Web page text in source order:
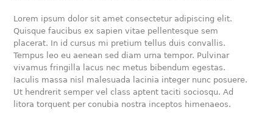
Lorem ipsum dolor sit amet consectetur adipiscing elit.
Quisque faucibus ex sapien vitae pellentesque sem
placerat. In id cursus mi pretium tellus duis convallis.
Tempus leo eu aenean sed diam urna tempor. Pulvinar
vivamus fringilla lacus nec metus bibendum egestas.
Iaculis massa nisl malesuada lacinia integer nunc posuere.
Ut hendrerit semper vel class aptent taciti sociosqu. Ad
litora torquent per conubia nostra inceptos himenaeos.